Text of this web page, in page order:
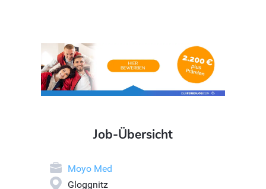
Job-Übersicht
Moyo Med
Gloggnitz